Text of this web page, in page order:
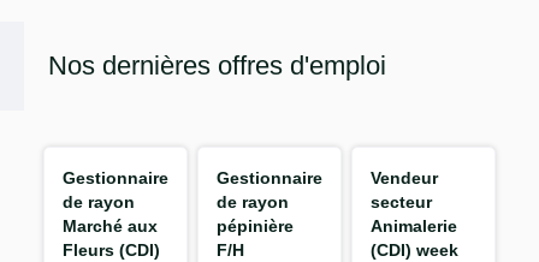
Nos dernières offres d'emploi
Gestionnaire
de rayon
Marché aux
Fleurs (CDI)
Gestionnaire
de rayon
pépinière
F/H
Vendeur
secteur
Animalerie
(CDI) week